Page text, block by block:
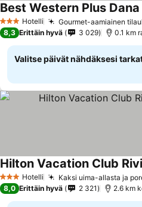
3 Tähtiluokitus
Hotelli Gourmet-aamiainen
8,3 Erittäin hyvä 3 029 0.1 km
Valitse päivät nähdäksesi
3 Tähtiluokitus
Hotelli Kaksi uima-allasta ja
Hilton Vacation Club
8,0 Erittäin hyvä 2 321 2.6 km